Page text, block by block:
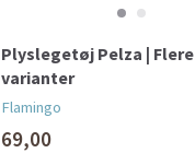
Plyslegetøj Pelza | Flere
varianter
Flamingo
69,00